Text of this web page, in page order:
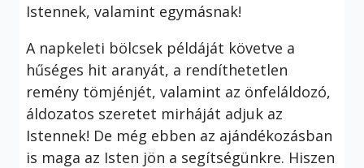
Istennek, valamint egymásnak!
A napkeleti bölcsek példáját követve a
hűséges hit aranyát, a rendíthetetlen
remény tömjénjét, valamint az önfeláldozó,
áldozatos szeretet mirháját adjuk az
Istennek! De még ebben az ajándékozásban
is maga az Isten jön a segítségünkre. Hiszen